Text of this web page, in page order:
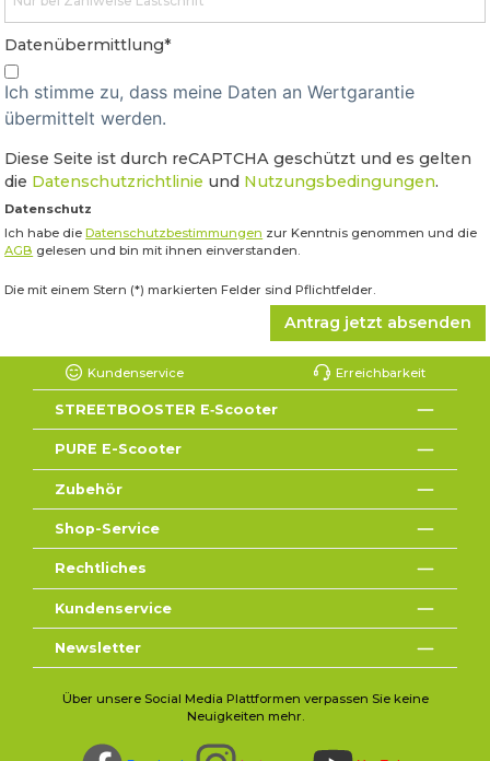
Datenübermittlung*
Ich stimme zu, dass meine Daten an Wertgarantie
übermittelt werden.
Diese Seite ist durch reCAPTCHA geschützt und es gelten
die Datenschutzrichtlinie und Nutzungsbedingungen.
Datenschutz
Ich habe dieDatenschutzbestimmungen zur Kenntnis genommen und die
AGB gelesen und bin mit ihnen einverstanden.
Die mit einem Stern (*) markierten Felder sind Pflichtfelder.
Antrag jetzt absenden
Kundenservice Erreichbarkeit
STREETBOOSTER E‑Scooter
PURE E-Scooter
Zubehör
Shop-Service
Rechtliches
Kundenservice
Newsletter
Über unsere Social Media Plattformen verpassen Sie keine
Neuigkeiten mehr.